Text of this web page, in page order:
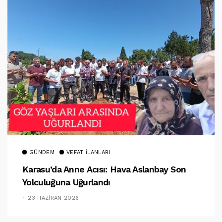
GÜNDEM VEFAT İLANLARI
Karasu’da Anne Acısı: Hava Aslanbay Son
Yolculuğuna Uğurlandı
23 HAZIRAN 2026